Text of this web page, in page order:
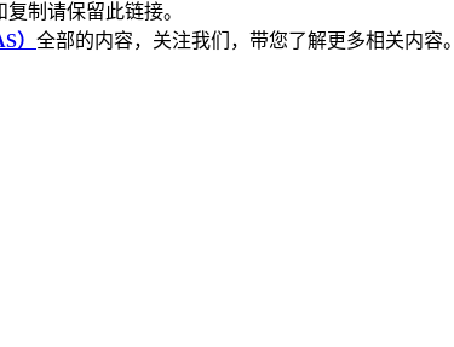
复制请保留此链接。
） 全部的内容，关注我们，带您了解更多相关内容。